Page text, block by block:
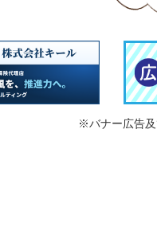
※バナー広告及